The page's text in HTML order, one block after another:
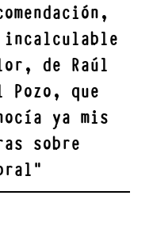
incalculable
de Raúl
Pozo, que
ya mis
sobre
"